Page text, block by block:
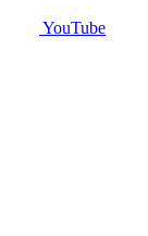
YouTube